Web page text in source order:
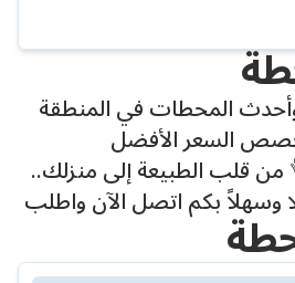
المحطات في المنطقة
السعر الأفضل
قلب الطبيعة إلى منزلك..
وسهلاً بكم اتصل الآن واطلب